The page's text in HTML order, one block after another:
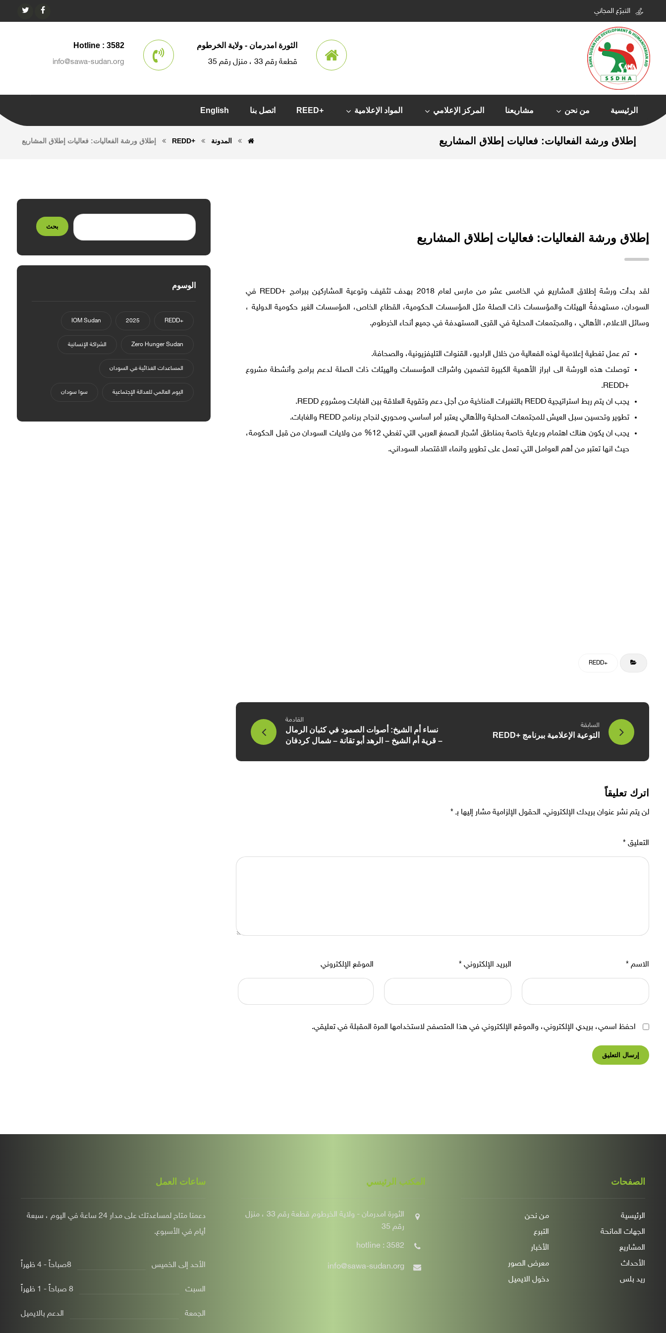
التبرّع المجاني
Hotline : 3582
info@sawa-sudan.org
الثورة امدرمان - ولاية الخرطوم
قطعة رقم 33 ، منزل رقم 35
الرئيسية من نحن مشاريعنا المركز الإعلامي المواد الإعلامية +REED اتصل بنا English
إطلاق ورشة الفعاليات: فعاليات إطلاق المشاريع المدونة +REDD إطلاق ورشة الفعاليات: فعاليات إطلاق المشاريع
إطلاق ورشة الفعاليات: فعاليات إطلاق المشاريع
لقد بدأت ورشة إطلاق المشاريع في الخامس عشر من مارس لعام 2018 بهدف تثقيف وتوعية المشاركين ببرامج +REDD في
السودان، مستهدفةً الهيئات والمؤسسات ذات الصلة مثل المؤسسات الحكومية، القطاع الخاص، المؤسسات الغير حكومية الدولية ،
وسائل الاعلام، الأهالي ، والمجتمعات المحلية في القرى المستهدفة في جميع أنحاء الخرطوم.
تم عمل تغطية إعلامية لهذه الفعالية من خلال الراديو، القنوات التليفزيونية، والصحافة.
توصلت هذه الورشة الى ابراز الأهمية الكبيرة لتضمين واشراك المؤسسات والهيئات ذات الصلة لدعم برامج وأنشطة مشروع
+REDD.
يجب ان يتم ربط استراتيجية REDD بالتغيرات المناخية من أجل دعم وتقوية العلاقة بين الغابات ومشروع REDD.
تطوير وتحسين سبل العيش للمجتمعات المحلية والأهالي يعتبر أمر أساسي ومحوري لنجاح برنامج REDD والغابات.
يجب ان يكون هناك اهتمام ورعاية خاصة بمناطق أشجار الصمغ العربي التي تغطي 12% من ولايات السودان من قبل الحكومة،
حيث انها تعتبر من أهم العوامل التي تعمل على تطوير وانماء الاقتصاد السوداني.
+REDD
السابقة
التوعية الإعلامية ببرنامج +REDD
القادمة
نساء أم الشيخ: أصوات الصمود في كثبان الرمال
– قرية أم الشيخ – الرهد أبو تقانة – شمال كردفان
اترك تعليقاً
لن يتم نشر عنوان بريدك الإلكتروني. الحقول الإلزامية مشار إليها بـ*
التعليق *
الاسم * البريد الإلكتروني * الموقع الإلكتروني
احفظ اسمي، بريدي الإلكتروني، والموقع الإلكتروني في هذا المتصفح لاستخدامها المرة المقبلة في تعليقي.
إرسال التعليق
بحث
الوسوم
+REDD
2025
IOM Sudan
Zero Hunger Sudan الشراكة الإنسانية
المساعدات الغذائية في السودان
اليوم العالمي للعدالة الإجتماعية سوا سودان
الصفحات
الرئيسية
من نحن
الجهات المانحة
التبرع
المشاريع
الأخبار
الأحداث
معرض الصور
ريد بلس
دخول الايميل
المكتب الرئيسي
الثورة امدرمان - ولاية الخرطوم قطعة رقم 33 ، منزل
رقم 35
hotline : 3582
info@sawa-sudan.org
ساعات العمل
دعمنا متاح لمساعدتك على مدار 24 ساعة في اليوم ، سبعة
أيام في الأسبوع.
الأحد إلى الخميس 8صباحاً - 4 ظهراً
السبت 8 صباحاًً - 1 ظهراً
الجمعة الدعم بالايميل